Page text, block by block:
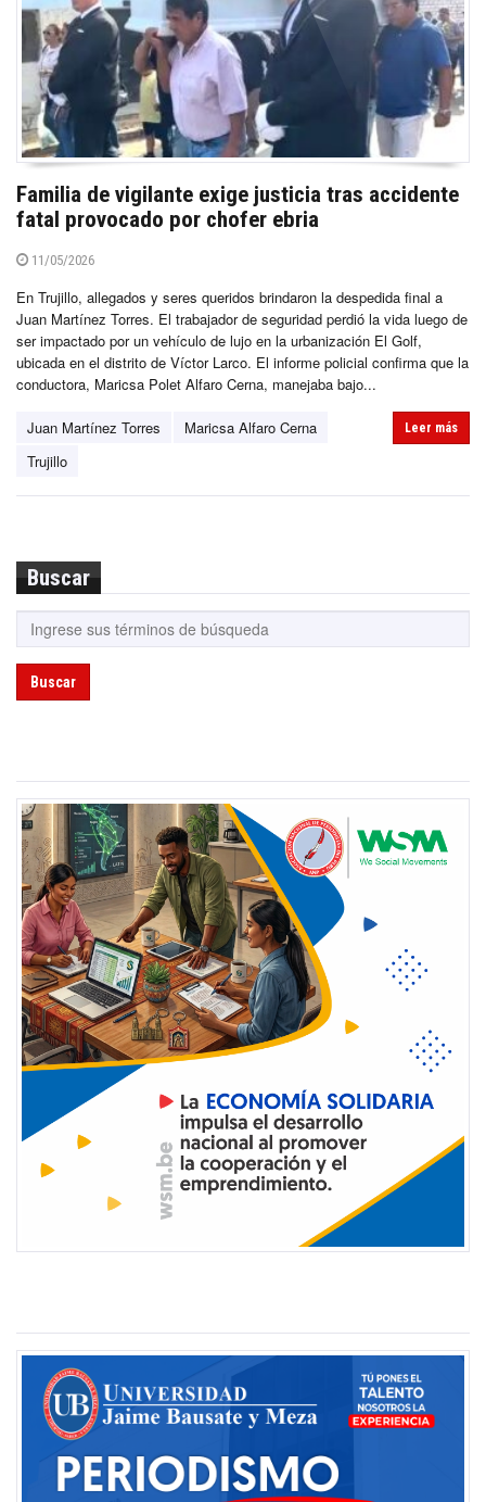
Familia de vigilante exige justicia tras accidente
fatal provocado por chofer ebria
11/05/2026
En Trujillo, allegados y seres queridos brindaron la despedida final a
Juan Martínez Torres. El trabajador de seguridad perdió la vida luego de
ser impactado por un vehículo de lujo en la urbanización El Golf,
ubicada en el distrito de Víctor Larco. El informe policial confirma que la
conductora, Maricsa Polet Alfaro Cerna, manejaba bajo...
Juan Martínez Torres
Maricsa Alfaro Cerna
Trujillo
Leer más
Buscar
Buscar